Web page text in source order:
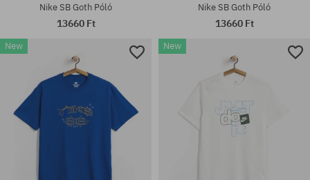
Elérhető méretek:
M; L; XL; XXL
Elérhető méretek:
Nike SB Goth Póló
13660 Ft
Nike SB Goth Póló
13660 Ft
New New